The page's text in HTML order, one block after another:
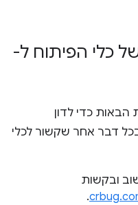
כלי הפיתוח ל-
כדי לדון
דבר אחר שקשור לכלי
ובקשות
.